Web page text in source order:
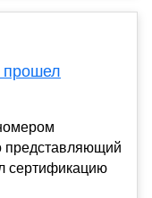
прошел
представляющий
сертификацию